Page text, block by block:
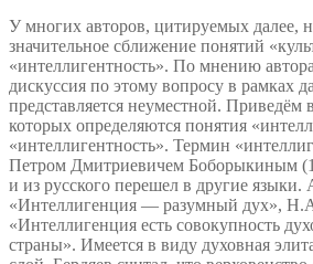
У многих авторов, цитируемых далее,
значительное сближение понятий
«интеллигентность». По мнению
дискуссия по этому вопросу в рамках
представляется неуместной. Приведём
которых определяются понятия
«интеллигентность». Термин
Петром Дмитриевичем Боборыкиным
и из русского перешел в другие языки.
«Интеллигенция — разумный дух»,
«Интеллигенция есть совокупность
страны». Имеется в виду духовная